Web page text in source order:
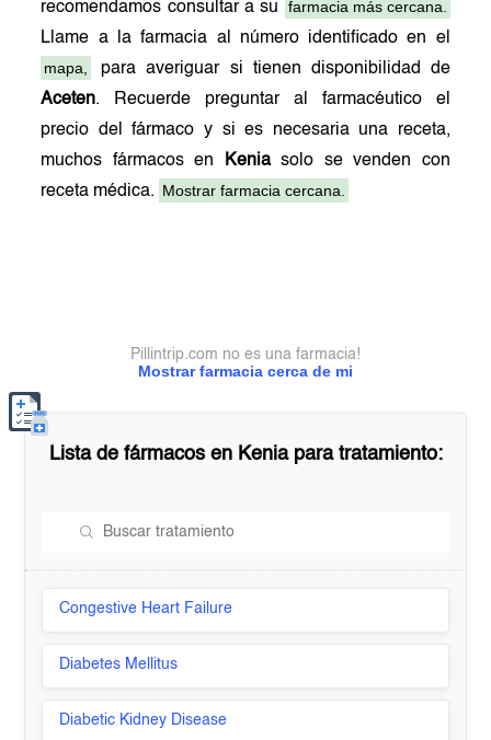
recomendamos consultar a su
farmacia más cercana.
Llame a la farmacia al número identificado en el
mapa,
para averiguar si tienen disponibilidad de
Aceten. Recuerde preguntar al farmacéutico el
precio del fármaco y si es necesaria una receta,
muchos fármacos en
Keniasolo se venden con
receta médica. Mostrar farmacia cercana.
Mostrar farmacia cerca de mi
Pillintrip.com no es una farmacia!
Lista de fármacos en Keniapara tratamiento:
Congestive Heart Failure
Diabetes Mellitus
Diabetic Kidney Disease